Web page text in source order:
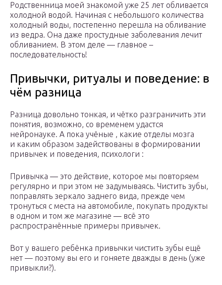
Родственница моей знакомой уже 25 лет обливается
холодной водой. Начиная с небольшого количества
холодный воды, постепенно перешла на обливание
из ведра. Она даже простудные заболевания лечит
обливанием. В этом деле — главное –
последовательность!
Привычки, ритуалы и поведение: в
чём разница
Разница довольно тонкая, и чётко разграничить эти
понятия, возможно, со временем удастся
нейронауке. А пока учёные , какие отделы мозга
и каким образом задействованы в формировании
привычек и поведения, психологи :
Привычка ― это действие, которое мы повторяем
регулярно и при этом не задумываясь. Чистить зубы,
поправлять зеркало заднего вида, прежде чем
тронуться с места на автомобиле, покупать продукты
в одном и том же магазине ― всё это
распространённые примеры привычек.
Вот у вашего ребёнка привычки чистить зубы ещё
нет — поэтому вы его и гоняете дважды в день (уже
привыкли?).